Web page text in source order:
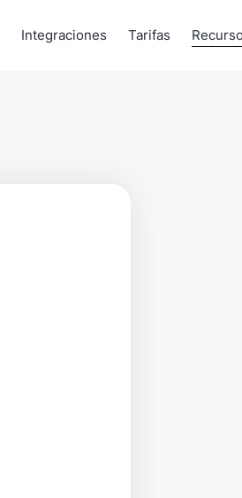
Integraciones Tarifas